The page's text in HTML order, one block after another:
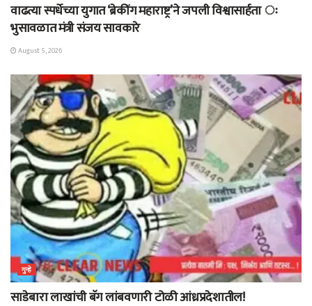
वाढत्या स्पर्धेच्या युगात ‘ब्रेकींग महाराष्ट्र’ने जपली विश्वासार्हता ः
भुसावळात मंत्री संजय सावकारे
August 5, 2026
गुन्हे
साडेबारा लाखांची बॅग लांबवणारी टोळी आंध्रप्रदेशातील!